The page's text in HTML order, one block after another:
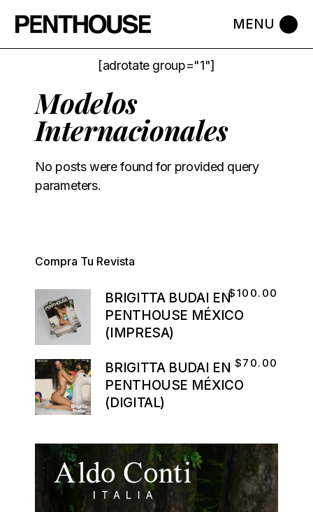
[adrotate group="1"]
Modelos
Internacionales
No posts were found for provided query
parameters.
Compra Tu Revista
BRIGITTA BUDAI EN
PENTHOUSE MÉXICO
(IMPRESA)
$100.00
BRIGITTA BUDAI EN
PENTHOUSE MÉXICO
(DIGITAL)
$70.00